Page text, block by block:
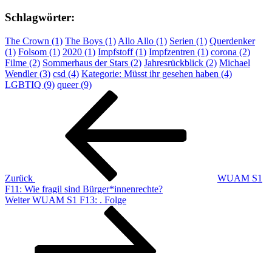
Schlagwörter:
The Crown (1) The Boys (1) Allo Allo (1) Serien (1) Querdenker
(1) Folsom (1) 2020 (1) Impfstoff (1) Impfzentren (1) corona (2)
Filme (2) Sommerhaus der Stars (2) Jahresrückblick (2) Michael
Wendler (3) csd (4) Kategorie: Müsst ihr gesehen haben (4)
LGBTIQ (9) queer (9)
Beitragsnavigation
Zurück
WUAM S1
F11: Wie fragil sind Bürger*innenrechte?
Nächster
Weiter WUAM S1 F13: . Folge